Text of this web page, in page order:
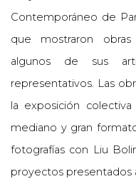
Contemporáneo de
que mostraron
algunos de sus
representativos. Las
la exposición
mediano y gran
fotografías con Liu
proyectos presentados